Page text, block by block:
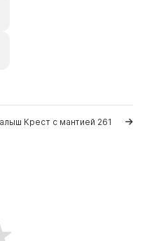
Крест с мантией 261